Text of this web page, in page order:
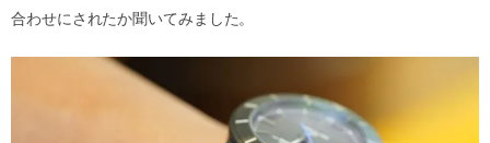
合わせにされたか聞いてみました。